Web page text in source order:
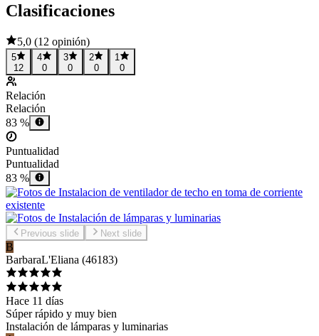
Clasificaciones
5,0 (12 opinión)
5
12
4
0
3
0
2
0
1
0
Relación
Relación
83 %
Puntualidad
Puntualidad
83 %
Previous slide Next slide
B
BarbaraL'Eliana (46183)
Hace 11 días
Súper rápido y muy bien
Instalación de lámparas y luminarias